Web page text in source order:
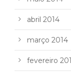
abril 2014
março 2014
fevereiro